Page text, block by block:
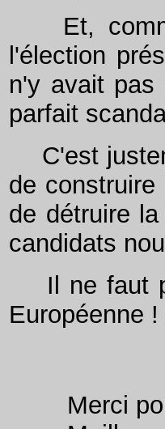
Et,
l'élection
n'y avait
parfait
C'est
de
de détruire
candidats
Il ne faut
Européenne
Merci